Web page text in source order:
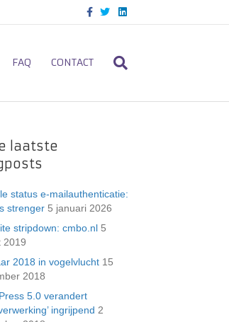
c
o
o
T
i
e
L
n
d
FAQ CONTACT
laatste
status e-mailauthenticatie:
strenger 5 januari 2026
stripdown: cmbo.nl 5
2019
2018 in vogelvlucht 15
2018
5.0 verandert
ingrijpend 2